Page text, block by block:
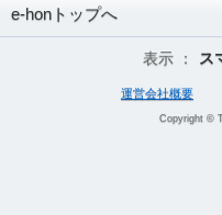
e-honトップへ
表示 ： ス
運営会社概要
Copyright ©